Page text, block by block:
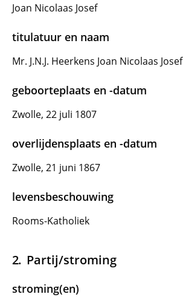
Joan Nicolaas Josef
titulatuur en naam
Mr. J.N.J. Heerkens Joan Nicolaas Josef
geboorteplaats en -datum
Zwolle, 22 juli 1807
overlijdensplaats en -datum
Zwolle, 21 juni 1867
levensbeschouwing
Rooms-Katholiek
Partij/stroming
stroming(en)